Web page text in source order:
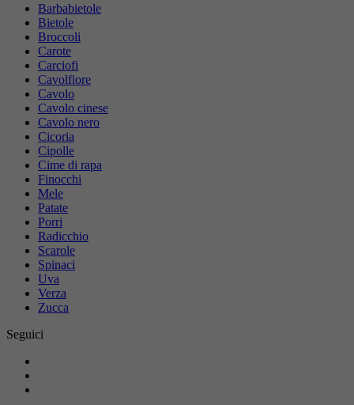
Barbabietole
Bietole
Broccoli
Carote
Carciofi
Cavolfiore
Cavolo
Cavolo cinese
Cavolo nero
Cicoria
Cipolle
Cime di rapa
Finocchi
Mele
Patate
Porri
Radicchio
Scarole
Spinaci
Uva
Verza
Zucca
Seguici